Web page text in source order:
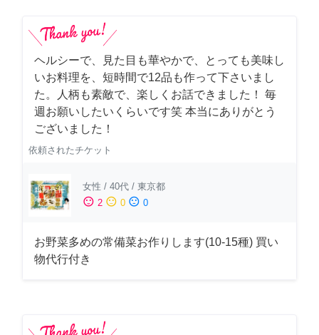
ヘルシーで、見た目も華やかで、とっても美味し
いお料理を、短時間で12品も作って下さいまし
た。人柄も素敵で、楽しくお話できました！ 毎
週お願いしたいくらいです笑 本当にありがとう
ございました！
依頼されたチケット
女性 / 40代 / 東京都
sentiment_satisfied 2 sentiment_neutral 0 sentiment_dissatisfied 0
お野菜多めの常備菜お作りします(10-15種) 買い
物代行付き